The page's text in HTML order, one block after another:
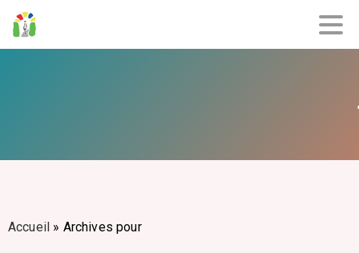
Accueil » Archives pour